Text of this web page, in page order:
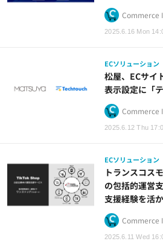
2025.6.16 Mon
Commerce
ECソリューション
2025.6.12 Thu
松屋、ECサイ
表示設定に「
Commerce
ECソリューション
2025.6.11 Wed
トランスコス
の包括的運営
支援経験を活
Commerce